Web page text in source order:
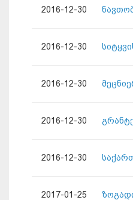
2016-12-30
2016-12-30
2016-12-30
2016-12-30
2016-12-30
2017-01-25